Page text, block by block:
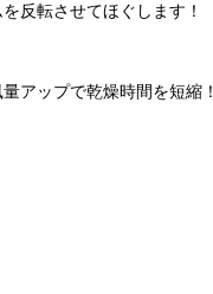
反転させてほぐします！
アップで乾燥時間を短縮！